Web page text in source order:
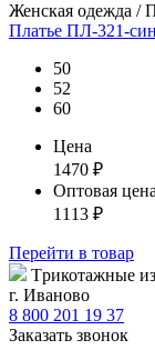
Женская одежда /
Платье ПЛ-321-
50
52
60
Цена
1470 ₽
Оптовая цена
1113 ₽
Перейти в товар
Tрикотажные
г. Иваново
8 800 201 19 37
Заказать звонок